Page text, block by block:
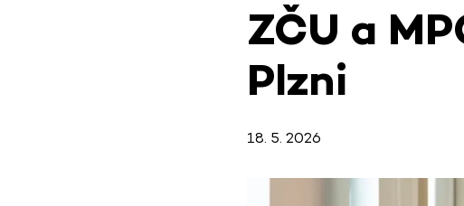
ZČU a
Plzni
18. 5. 2026